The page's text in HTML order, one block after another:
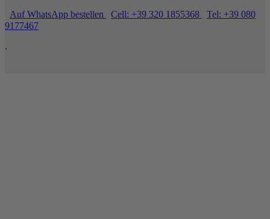
Auf WhatsApp bestellen Cell: +39 320 1855368
Tel: +39 080
9177467
.